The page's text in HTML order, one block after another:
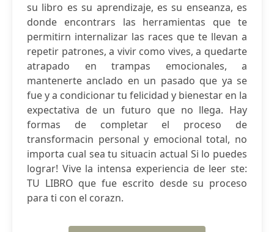
su libro es su aprendizaje, es su enseanza, es
donde encontrars las herramientas que te
permitirn internalizar las races que te llevan a
repetir patrones, a vivir como vives, a quedarte
atrapado en trampas emocionales, a
mantenerte anclado en un pasado que ya se
fue y a condicionar tu felicidad y bienestar en la
expectativa de un futuro que no llega. Hay
formas de completar el proceso de
transformacin personal y emocional total, no
importa cual sea tu situacin actual Si lo puedes
lograr! Vive la intensa experiencia de leer ste:
TU LIBRO que fue escrito desde su proceso
para ti con el corazn.